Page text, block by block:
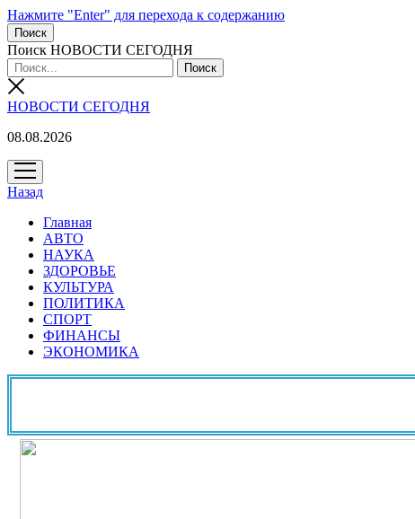
Нажмите "Enter" для перехода к содержанию
Поиск
Поиск НОВОСТИ СЕГОДНЯ
НОВОСТИ СЕГОДНЯ
08.08.2026
открыть
меню
Назад
Главная
АВТО
НАУКА
ЗДОРОВЬЕ
КУЛЬТУРА
ПОЛИТИКА
СПОРТ
ФИНАНСЫ
ЭКОНОМИКА